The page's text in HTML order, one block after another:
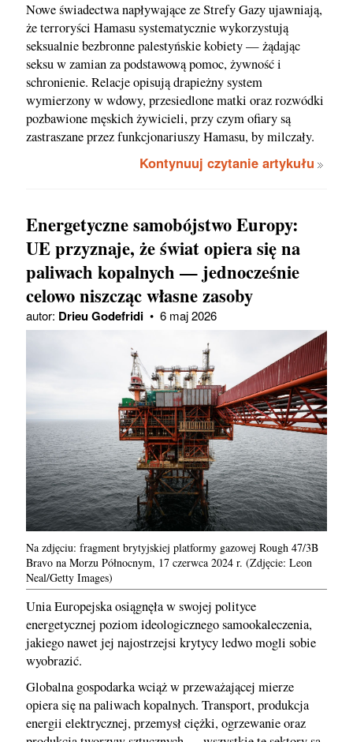
Nowe świadectwa napływające ze Strefy Gazy ujawniają,
że terroryści Hamasu systematycznie wykorzystują
seksualnie bezbronne palestyńskie kobiety — żądając
seksu w zamian za podstawową pomoc, żywność i
schronienie. Relacje opisują drapieżny system
wymierzony w wdowy, przesiedlone matki oraz rozwódki
pozbawione męskich żywicieli, przy czym ofiary są
zastraszane przez funkcjonariuszy Hamasu, by milczały.
Kontynuuj czytanie artykułu
Energetyczne samobójstwo Europy:
UE przyznaje, że świat opiera się na
paliwach kopalnych — jednocześnie
celowo niszcząc własne zasoby
autor: Drieu Godefridi • 6 maj 2026
Na zdjęciu: fragment brytyjskiej platformy gazowej Rough 47/3B
Bravo na Morzu Północnym, 17 czerwca 2024 r. (Zdjęcie: Leon
Neal/Getty Images)
Unia Europejska osiągnęła w swojej polityce
energetycznej poziom ideologicznego samookaleczenia,
jakiego nawet jej najostrzejsi krytycy ledwo mogli sobie
wyobrazić.
Globalna gospodarka wciąż w przeważającej mierze
opiera się na paliwach kopalnych. Transport, produkcja
energii elektrycznej, przemysł ciężki, ogrzewanie oraz